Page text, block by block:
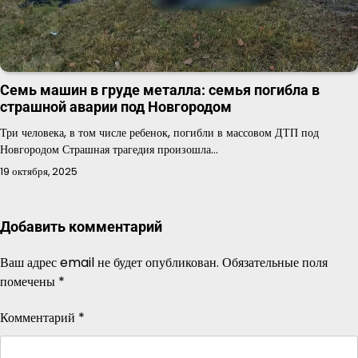
Семь машин в груде металла: семья погибла в
страшной аварии под Новгородом
Три человека, в том числе ребенок, погибли в массовом ДТП под
Новгородом Страшная трагедия произошла…
19 октября, 2025
Добавить комментарий
Ваш адрес email не будет опубликован. Обязательные поля
помечены *
Комментарий *